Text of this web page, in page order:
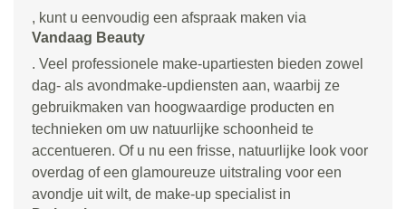
, kunt u eenvoudig een afspraak maken via
Vandaag Beauty
. Veel professionele make-upartiesten bieden zowel
dag- als avondmake-updiensten aan, waarbij ze
gebruikmaken van hoogwaardige producten en
technieken om uw natuurlijke schoonheid te
accentueren. Of u nu een frisse, natuurlijke look voor
overdag of een glamoureuze uitstraling voor een
avondje uit wilt, de make-up specialist in